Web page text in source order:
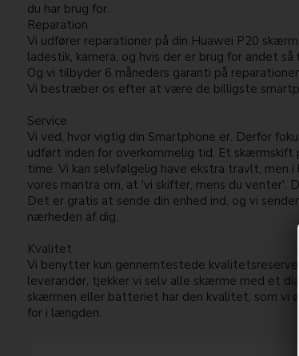
du har brug for.
Reparation
Vi udfører reparationer på din Huawei P20
ladestik, kamera, og hvis der er brug for andet
Og vi tilbyder 6 måneders garanti på
Vi bestræber os efter at være de billigste
Service
Vi ved, hvor vigtig din Smartphone er. Derfor
udført inden for overkommelig tid. Et skærmskift
time. Vi kan selvfølgelig have ekstra travlt,
vores mantra om, at 'vi skifter, mens du venter'.
Det er gratis at sende din enhed ind, og vi
nærheden af dig.
Kvalitet
Vi benytter kun gennemtestede
leverandør, tjekker vi selv alle skærme med et
skærmen eller batteriet har den kvalitet, som vi
for i længden.